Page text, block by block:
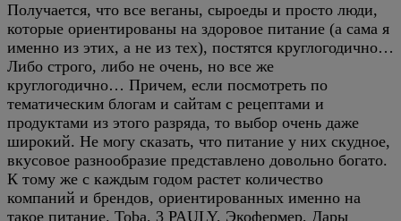
Получается, что все веганы, сыроеды и просто люди,
которые ориентированы на здоровое питание (а сама я
именно из этих, а не из тех), постятся круглогодично…
Либо строго, либо не очень, но все же
круглогодично… Причем, если посмотреть по
тематическим блогам и сайтам с рецептами и
продуктами из этого разряда, то выбор очень даже
широкий. Не могу сказать, что питание у них скудное,
вкусовое разнообразие представлено довольно богато.
К тому же с каждым годом растет количество
компаний и брендов, ориентированных именно на
такое питание. Toba, 3 PAULY, Экофермер, Дары